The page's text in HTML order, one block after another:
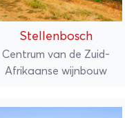
Stellenbosch
Centrum van de Zuid-
Afrikaanse wijnbouw